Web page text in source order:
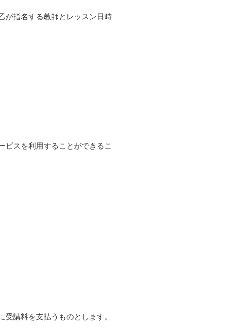
が指名する教師とレッスン日時
ビスを利用することができるこ
講料を支払うものとします。